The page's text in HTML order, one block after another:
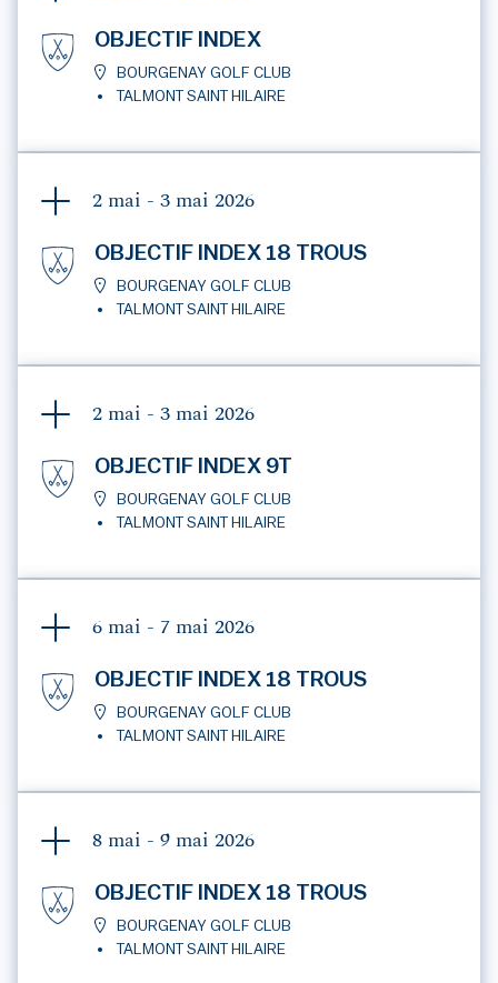
OBJECTIF INDEX
BOURGENAY GOLF CLUB
TALMONT SAINT HILAIRE
2 mai - 3 mai 2026
OBJECTIF INDEX 18 TROUS
BOURGENAY GOLF CLUB
TALMONT SAINT HILAIRE
2 mai - 3 mai 2026
OBJECTIF INDEX 9T
BOURGENAY GOLF CLUB
TALMONT SAINT HILAIRE
6 mai - 7 mai 2026
OBJECTIF INDEX 18 TROUS
BOURGENAY GOLF CLUB
TALMONT SAINT HILAIRE
8 mai - 9 mai 2026
OBJECTIF INDEX 18 TROUS
BOURGENAY GOLF CLUB
TALMONT SAINT HILAIRE